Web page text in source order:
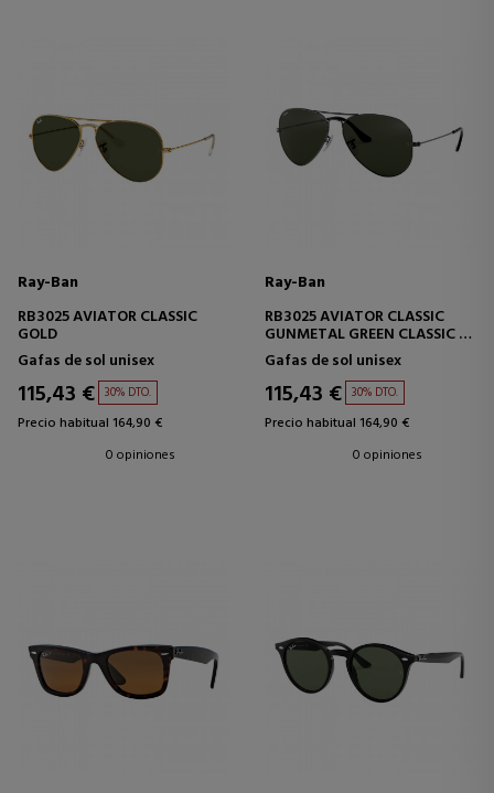
Ray-Ban
RB3025 AVIATOR CLASSIC
GOLD
Gafas de sol unisex
115,43 € 30% DTO.
Precio habitual 164,90 €
0 opiniones
Ray-Ban
RB3025 AVIATOR CLASSIC
GUNMETAL GREEN CLASSIC G-
15
Gafas de sol unisex
115,43 € 30% DTO.
Precio habitual 164,90 €
0 opiniones